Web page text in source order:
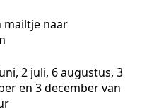
mailtje naar
2 juli, 6 augustus, 3
en 3 december van